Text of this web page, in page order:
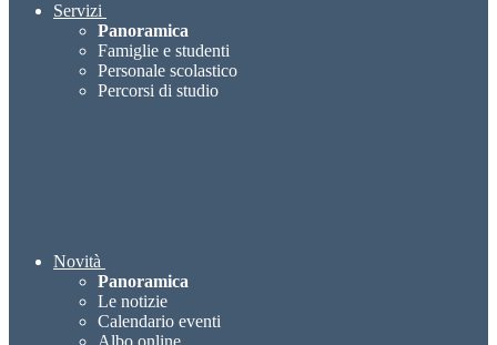
Servizi
Panoramica
Famiglie e studenti
Personale scolastico
Percorsi di studio
Novità
Panoramica
Le notizie
Calendario eventi